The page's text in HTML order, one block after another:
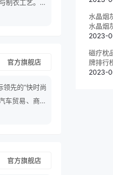
制衣工艺。时
官方旗舰店
先的“快时尚
车贸易、商业
官方旗舰店
水晶烟
水晶烟
2023-
磁疗枕
牌排行
2023-